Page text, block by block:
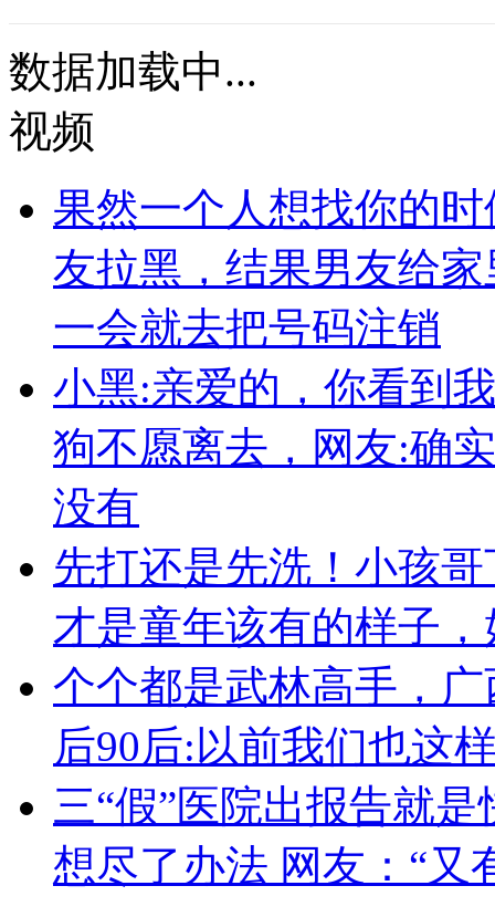
数据加载中...
视频
果然一个人想找你的
友拉黑，结果男友给
一会就去把号码注销
小黑:亲爱的，你看到
狗不愿离去，网友:确
没有
先打还是先洗！小孩
才是童年该有的样子
个个都是武林高手，
后90后:以前我们也这
三“假”医院出报告就
想尽了办法 网友：“又